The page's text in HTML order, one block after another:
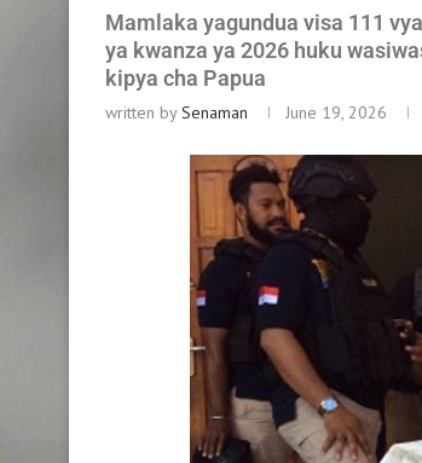
Mamlaka yagundua visa 111
ya kwanza ya 2026 huku
kipya cha Papua
written bySenaman June 19, 2026